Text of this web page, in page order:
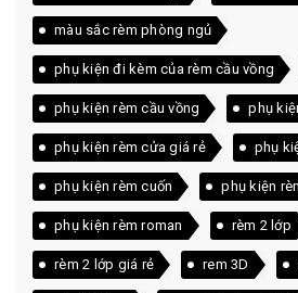
màu sắc rèm phòng ngủ
phụ kiện đi kèm của rèm cầu vồng
phụ kiện rèm cầu vồng phụ
phụ kiện rèm cửa giá rẻ phụ
phụ kiện rèm cuốn phụ kiện
phụ kiện rèm roman rèm 2 lớp
rèm 2 lớp giá rẻ rem 3D